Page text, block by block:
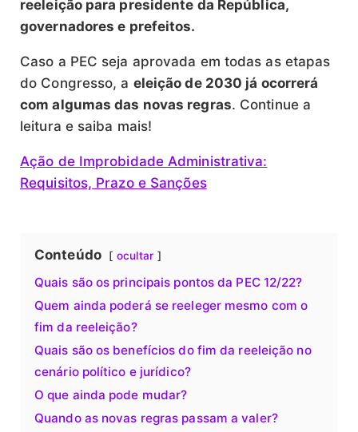
reeleição para presidente da República,
governadores e prefeitos.
Caso a PEC seja aprovada em todas as etapas
do Congresso, a eleição de 2030 já ocorrerá
com algumas das novas regras. Continue a
leitura e saiba mais!
Ação de Improbidade Administrativa:
Requisitos, Prazo e Sanções
Conteúdo ocultar
Quais são os principais pontos da PEC 12/22?
Quem ainda poderá se reeleger mesmo com o
fim da reeleição?
Quais são os benefícios do fim da reeleição no
cenário político e jurídico?
O que ainda pode mudar?
Quando as novas regras passam a valer?